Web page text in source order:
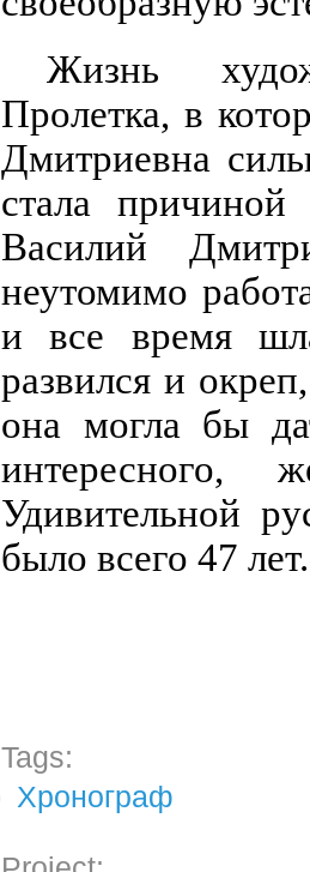
Жизнь
Пролетка, в
Дмитриевна
стала
Василий
неутомимо
и все время
развился и
она могла бы
интересного,
Удивительной
было всего 47 лет.
Tags:
Хронограф